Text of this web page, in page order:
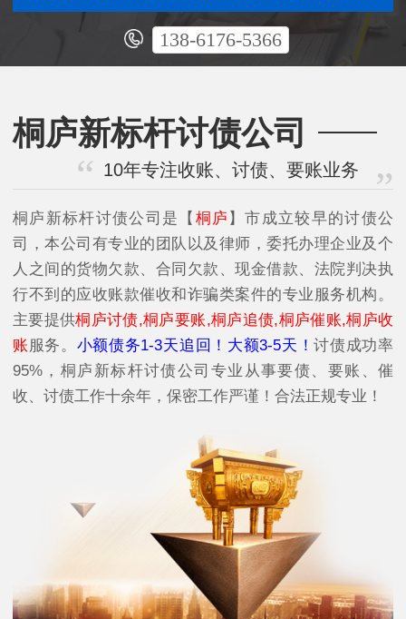
138-6176-5366
桐庐新标杆讨债公司
10年专注收账、讨债、要账业务
桐庐新标杆讨债公司是【 桐庐 】市成立较早的讨债公
司，本公司有专业的团队以及律师，委托办理企业及个
人之间的货物欠款、合同欠款、现金借款、法院判决执
行不到的应收账款催收和诈骗类案件的专业服务机构。
主要提供桐庐讨债,桐庐要账,桐庐追债,桐庐催账,桐庐收
账 服务。 小额债务1-3天追回！大额3-5天！讨债成功率
95%，桐庐新标杆讨债公司专业从事要债、要账、催
收、讨债工作十余年，保密工作严谨！合法正规专业！